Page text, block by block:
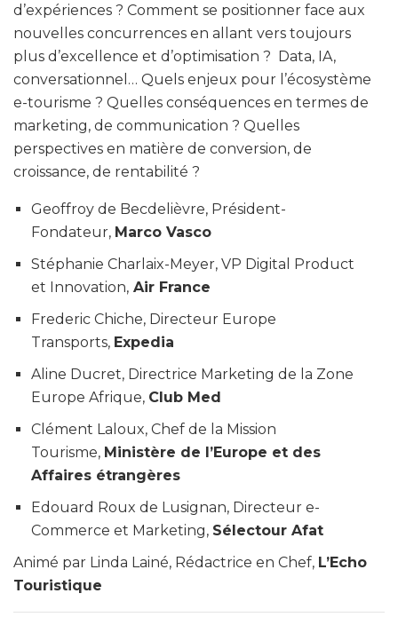
d’expériences ? Comment se positionner face aux
nouvelles concurrences en allant vers toujours
plus d’excellence et d’optimisation ? Data, IA,
conversationnel… Quels enjeux pour l’écosystème
e-tourisme ? Quelles conséquences en termes de
marketing, de communication ? Quelles
perspectives en matière de conversion, de
croissance, de rentabilité ?
Geoffroy de Becdelièvre, Président-
Fondateur, Marco Vasco
Stéphanie Charlaix-Meyer, VP Digital Product
et Innovation, Air France
Frederic Chiche, Directeur Europe
Transports, Expedia
Aline Ducret, Directrice Marketing de la Zone
Europe Afrique, Club Med
Clément Laloux, Chef de la Mission
Tourisme, Ministère de l’Europe et des
Affaires étrangères
Edouard Roux de Lusignan, Directeur e-
Commerce et Marketing, Sélectour Afat
Animé par Linda Lainé, Rédactrice en Chef, L’Echo
Touristique